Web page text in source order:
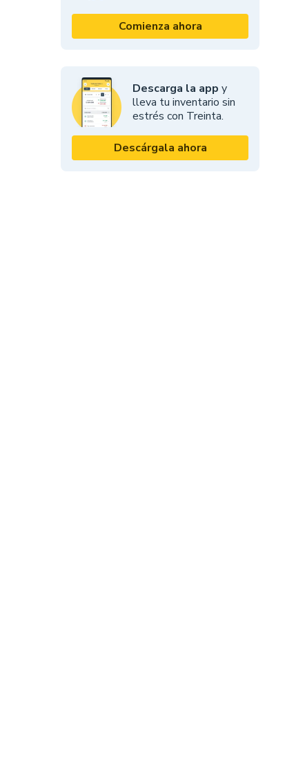
Comienza ahora
Descarga la app y
lleva tu inventario sin
estrés con Treinta.
Descárgala ahora